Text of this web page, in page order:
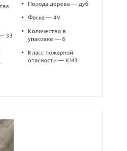
33
• Порода дерева — дуб
• Фаска — 4V
•
Количество в
упаковке — 6
•
Класс пожарной
опасности — КМ3